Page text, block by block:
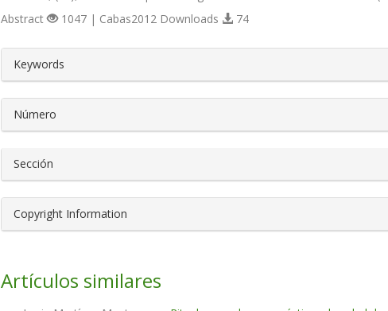
Abstract 1047 | Cabas2012 Downloads 74
Keywords
Número
Sección
Copyright Information
Artículos similares